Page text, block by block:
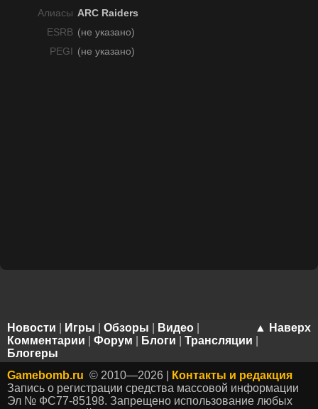
Алиасы ARC Raiders
ESRB (не указано)
PEGI (не указано)
▲ Наверх
Новости Игры Обзоры Видео
Комментарии
Форум Блоги Трансляции
Блогеры
Gamebomb.ru © 2010—2026 |
Контакты и редакция
Запись о регистрации средства массовой информации
Эл № ФС77-85198. Запрещено использование любых